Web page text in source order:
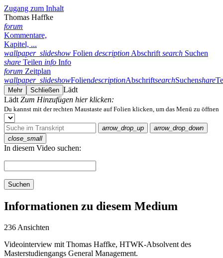
Zugang zum Inhalt
Thomas Haffke
forum
Kommentare,
Kapitel, ...
wallpaper_slideshow Folien description Abschrift search Suchen
share Teilen info Info
forum Zeitplan
wallpaper_slideshowFoliendescriptionAbschriftsearchSuchenshare
Mehr Schließen Lädt
Lädt Zum Hinzufügen hier klicken:
Du kannst mit der rechten Maustaste auf Folien klicken, um das Menü zu öffnen
arrow_drop_up
arrow_drop_down
close_small
In diesem Video suchen:
Suchen
Informationen zu diesem Medium
236 Ansichten
Videointerview mit Thomas Haffke, HTWK-Absolvent des
Masterstudiengangs General Management.